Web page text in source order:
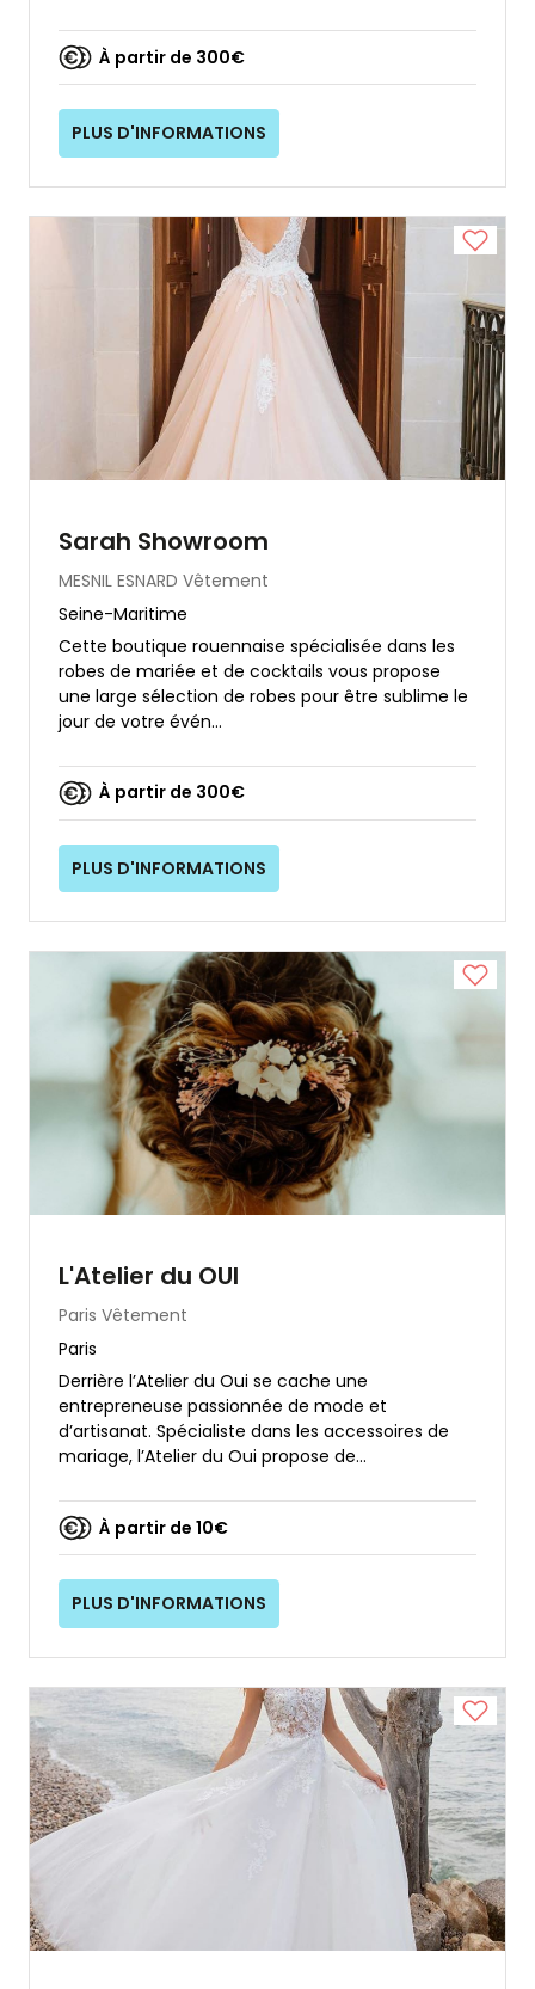
À partir de 300€
PLUS D'INFORMATIONS
Sarah Showroom
MESNIL ESNARD Vêtement
Seine-Maritime
Cette boutique rouennaise spécialisée dans les
robes de mariée et de cocktails vous propose
une large sélection de robes pour être sublime le
jour de votre évén...
À partir de 300€
PLUS D'INFORMATIONS
L'Atelier du OUI
Paris Vêtement
Paris
Derrière l’Atelier du Oui se cache une
entrepreneuse passionnée de mode et
d’artisanat. Spécialiste dans les accessoires de
mariage, l’Atelier du Oui propose de...
À partir de 10€
PLUS D'INFORMATIONS